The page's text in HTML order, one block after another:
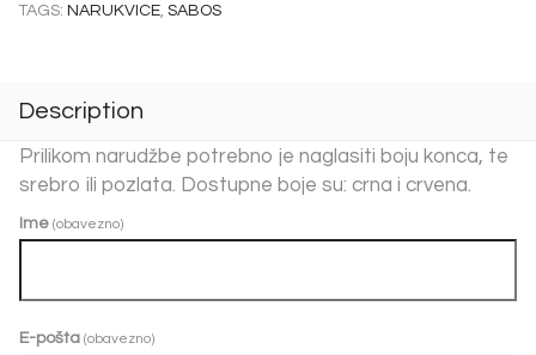
TAGS: NARUKVICE SABOS
Description
Prilikom narudžbe potrebno je naglasiti boju konca, te
srebro ili pozlata. Dostupne boje su: crna i crvena.
Ime (obavezno)
E-pošta (obavezno)